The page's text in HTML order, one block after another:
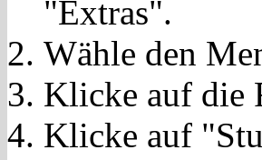
"Extras".
Wähle den
Klicke auf die
Klicke auf